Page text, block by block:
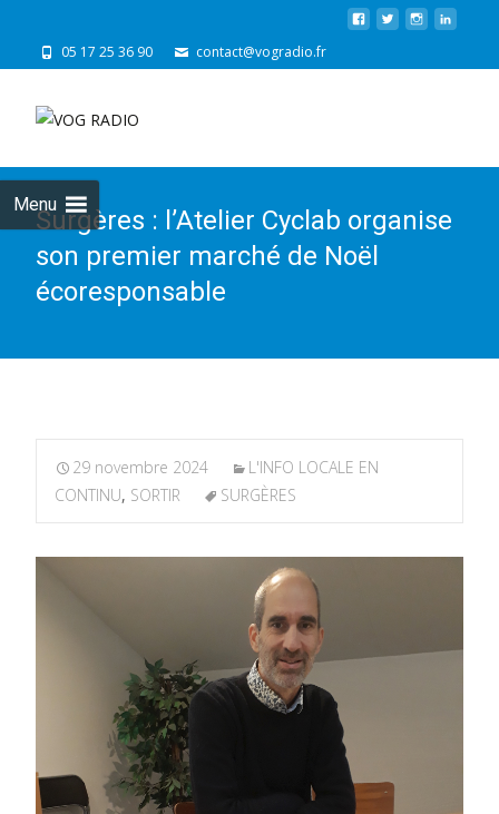
05 17 25 36 90 contact@vogradio.fr
Menu
Surgères : l’Atelier Cyclab organise
son premier marché de Noël
écoresponsable
29 novembre 2024
L'INFO LOCALE EN
CONTINU, SORTIR SURGÈRES